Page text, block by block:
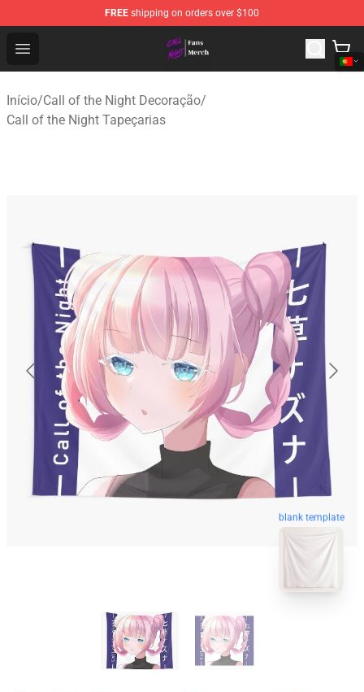
FREE shipping on orders over $100
Open menu
Call of the Night Store - Official Call of the Night
Início/Call of the Night Decoração/
Call of the Night Tapeçarias
blank template